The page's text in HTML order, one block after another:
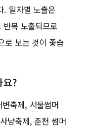
. 일자별 노출은
복 노출되므로
로 보는 것이 좋습
요?
축제, 서울썸머
냥축제, 춘천 썸머